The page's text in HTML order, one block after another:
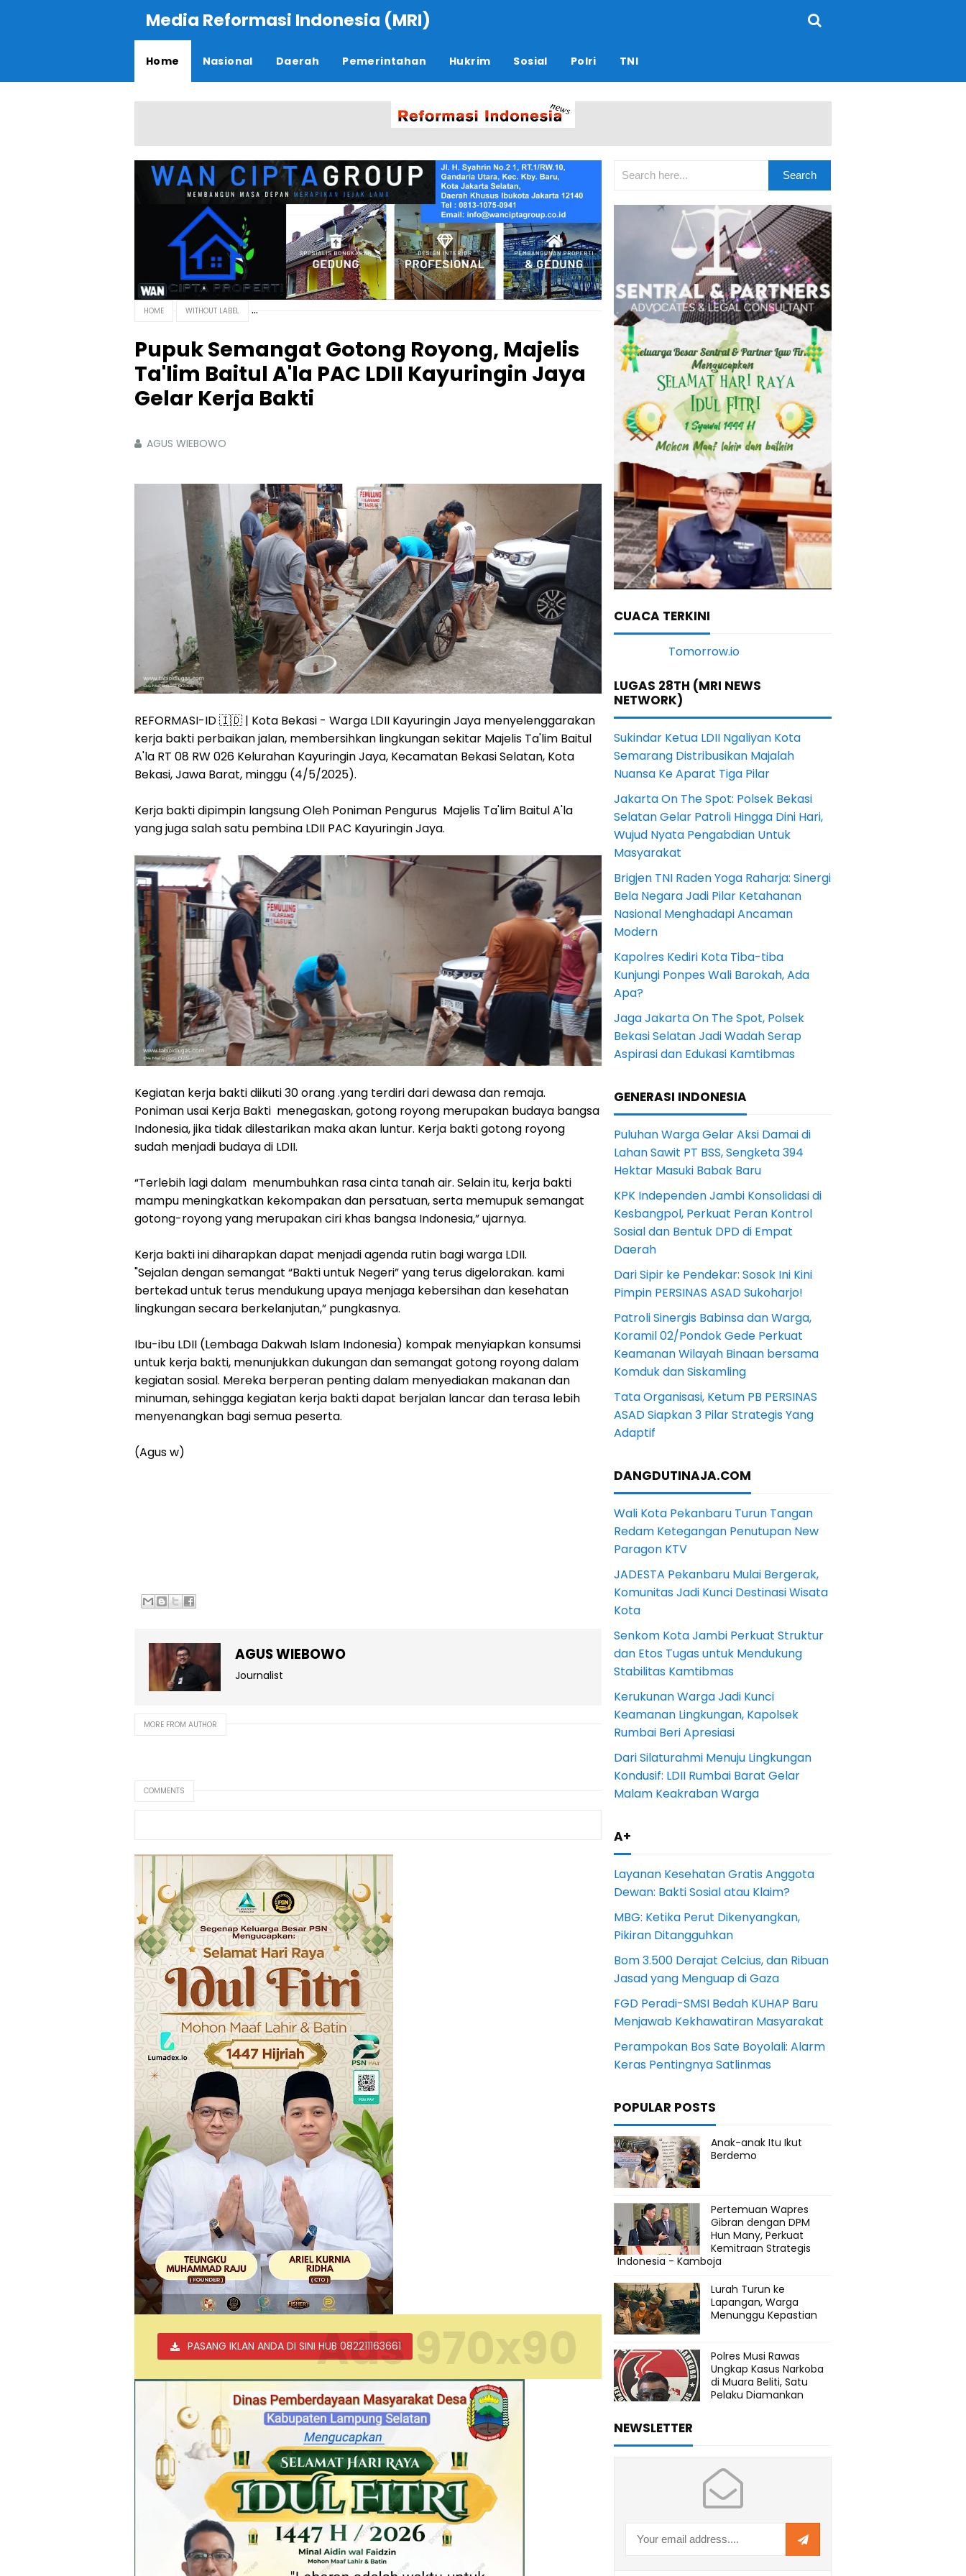
Media Reformasi Indonesia (MRI)
Home Nasional Daerah Pemerintahan Hukrim Sosial Polri TNI
HOME WITHOUT LABEL
Pupuk Semangat Gotong Royong, Majelis
Ta'lim Baitul A'la PAC LDII Kayuringin Jaya
Gelar Kerja Bakti
AGUS WIEBOWO
REFORMASI-ID 🇮🇩 | Kota Bekasi - Warga LDII Kayuringin Jaya menyelenggarakan
kerja bakti perbaikan jalan, membersihkan lingkungan sekitar Majelis Ta'lim Baitul
A'la RT 08 RW 026 Kelurahan Kayuringin Jaya, Kecamatan Bekasi Selatan, Kota
Bekasi, Jawa Barat, minggu (4/5/2025).
Kerja bakti dipimpin langsung Oleh Poniman Pengurus Majelis Ta'lim Baitul A'la
yang juga salah satu pembina LDII PAC Kayuringin Jaya.
Kegiatan kerja bakti diikuti 30 orang .yang terdiri dari dewasa dan remaja.
Poniman usai Kerja Bakti menegaskan, gotong royong merupakan budaya bangsa
Indonesia, jika tidak dilestarikan maka akan luntur. Kerja bakti gotong royong
sudah menjadi budaya di LDII.
“Terlebih lagi dalam menumbuhkan rasa cinta tanah air. Selain itu, kerja bakti
mampu meningkatkan kekompakan dan persatuan, serta memupuk semangat
gotong-royong yang merupakan ciri khas bangsa Indonesia,” ujarnya.
Kerja bakti ini diharapkan dapat menjadi agenda rutin bagi warga LDII.
"Sejalan dengan semangat “Bakti untuk Negeri” yang terus digelorakan. kami
bertekad untuk terus mendukung upaya menjaga kebersihan dan kesehatan
lingkungan secara berkelanjutan,” pungkasnya.
Ibu-ibu LDII (Lembaga Dakwah Islam Indonesia) kompak menyiapkan konsumsi
untuk kerja bakti, menunjukkan dukungan dan semangat gotong royong dalam
kegiatan sosial. Mereka berperan penting dalam menyediakan makanan dan
minuman, sehingga kegiatan kerja bakti dapat berjalan lancar dan terasa lebih
menyenangkan bagi semua peserta.
(Agus w)
AGUS WIEBOWO
Journalist
MORE FROM AUTHOR
COMMENTS
PASANG IKLAN ANDA DI SINI HUB 082211163661Ads 970x90
CUACA TERKINI
LUGAS 28TH (MRI NEWS
NETWORK)
Sukindar Ketua LDII Ngaliyan Kota
Semarang Distribusikan Majalah
Nuansa Ke Aparat Tiga Pilar
Jakarta On The Spot: Polsek Bekasi
Selatan Gelar Patroli Hingga Dini Hari,
Wujud Nyata Pengabdian Untuk
Masyarakat
Brigjen TNI Raden Yoga Raharja: Sinergi
Bela Negara Jadi Pilar Ketahanan
Nasional Menghadapi Ancaman
Modern
Kapolres Kediri Kota Tiba-tiba
Kunjungi Ponpes Wali Barokah, Ada
Apa?
Jaga Jakarta On The Spot, Polsek
Bekasi Selatan Jadi Wadah Serap
Aspirasi dan Edukasi Kamtibmas
GENERASI INDONESIA
Puluhan Warga Gelar Aksi Damai di
Lahan Sawit PT BSS, Sengketa 394
Hektar Masuki Babak Baru
KPK Independen Jambi Konsolidasi di
Kesbangpol, Perkuat Peran Kontrol
Sosial dan Bentuk DPD di Empat
Daerah
Dari Sipir ke Pendekar: Sosok Ini Kini
Pimpin PERSINAS ASAD Sukoharjo!
Patroli Sinergis Babinsa dan Warga,
Koramil 02/Pondok Gede Perkuat
Keamanan Wilayah Binaan bersama
Komduk dan Siskamling
Tata Organisasi, Ketum PB PERSINAS
ASAD Siapkan 3 Pilar Strategis Yang
Adaptif
DANGDUTINAJA.COM
Wali Kota Pekanbaru Turun Tangan
Redam Ketegangan Penutupan New
Paragon KTV
JADESTA Pekanbaru Mulai Bergerak,
Komunitas Jadi Kunci Destinasi Wisata
Kota
Senkom Kota Jambi Perkuat Struktur
dan Etos Tugas untuk Mendukung
Stabilitas Kamtibmas
Kerukunan Warga Jadi Kunci
Keamanan Lingkungan, Kapolsek
Rumbai Beri Apresiasi
Dari Silaturahmi Menuju Lingkungan
Kondusif: LDII Rumbai Barat Gelar
Malam Keakraban Warga
A+
Layanan Kesehatan Gratis Anggota
Dewan: Bakti Sosial atau Klaim?
MBG: Ketika Perut Dikenyangkan,
Pikiran Ditangguhkan
Bom 3.500 Derajat Celcius, dan Ribuan
Jasad yang Menguap di Gaza
FGD Peradi-SMSI Bedah KUHAP Baru
Menjawab Kekhawatiran Masyarakat
Perampokan Bos Sate Boyolali: Alarm
Keras Pentingnya Satlinmas
POPULAR POSTS
Anak-anak Itu Ikut
Berdemo
Pertemuan Wapres
Gibran dengan DPM
Hun Many, Perkuat
Kemitraan Strategis
Indonesia - Kamboja
Lurah Turun ke
Lapangan, Warga
Menunggu Kepastian
Polres Musi Rawas
Ungkap Kasus Narkoba
di Muara Beliti, Satu
Pelaku Diamankan
NEWSLETTER